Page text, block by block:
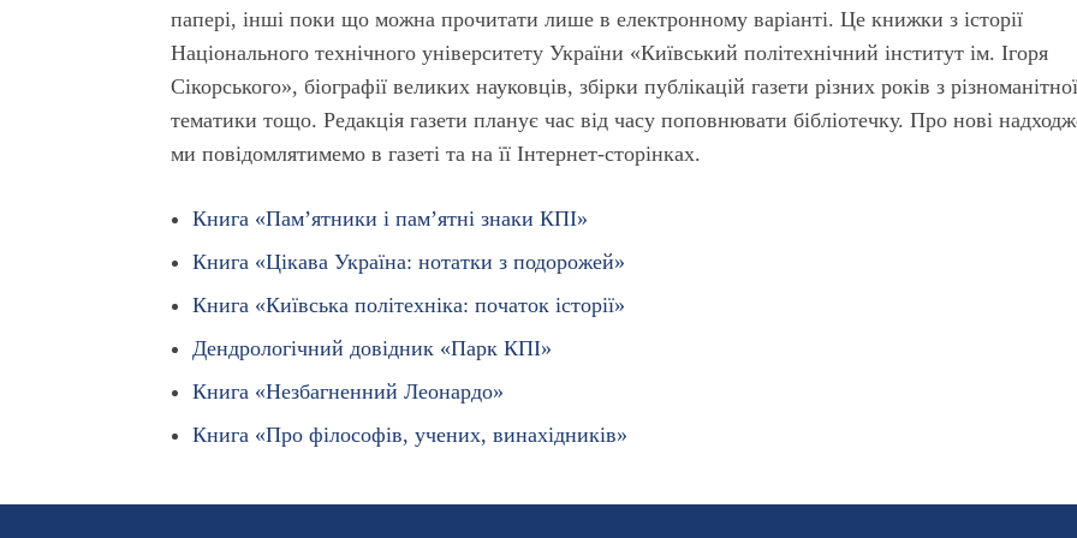
папері, інші поки що можна прочитати лише в електронному варіанті. Це книжки з історії
Національного технічного університету України «Київський політехнічний інститут ім. Ігоря
Сікорського», біографії великих науковців, збірки публікацій газети різних років з різноманітної
тематики тощо. Редакція газети планує час від часу поповнювати бібліотечку. Про нові
ми повідомлятимемо в газеті та на її Інтернет-сторінках.
Книга «Пам’ятники і пам’ятні знаки КПІ»
Книга «Цікава Україна: нотатки з подорожей»
Книга «Київська політехніка: початок історії»
Дендрологічний довідник «Парк КПІ»
Книга «Незбагненний Леонардо»
Книга «Про філософів, учених, винахідників»